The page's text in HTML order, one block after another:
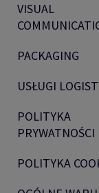
VISUAL
PACKAGING
USŁUGI
POLITYKA
PRYWATNOŚCI
POLITYKA